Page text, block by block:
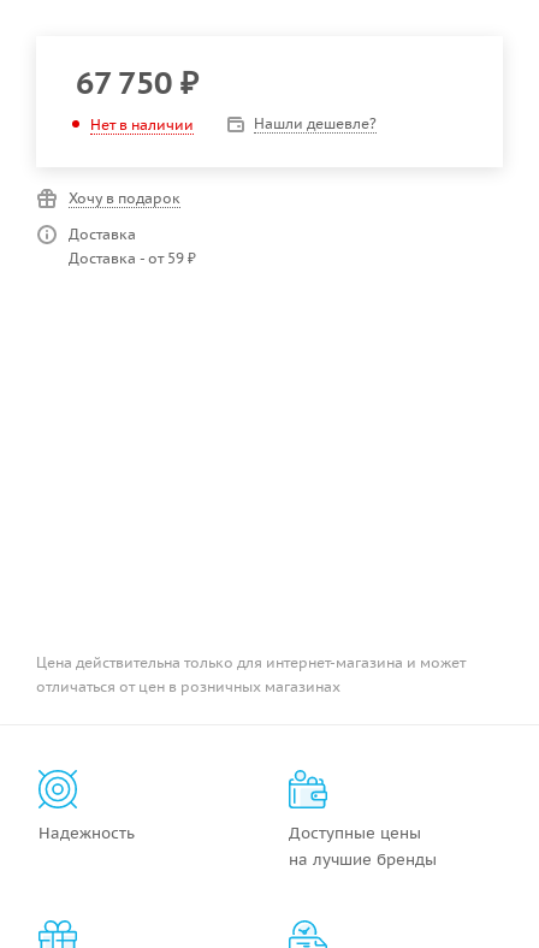
67 750 ₽
Нет в наличии Нашли дешевле?
Хочу в подарок
Доставка
Доставка - от 59 ₽
Цена действительна только для интернет-магазина и может
отличаться от цен в розничных магазинах
Надежность
Доступные цены
на лучшие бренды